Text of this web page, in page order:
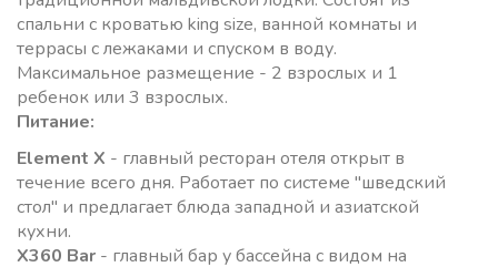
спальни с кроватью king size, ванной комнаты и
террасы с лежаками и спуском в воду.
Максимальное размещение - 2 взрослых и 1
ребенок или 3 взрослых.
Питание:
Element X - главный ресторан отеля открыт в
течение всего дня. Работает по системе "шведский
стол" и предлагает блюда западной и азиатской
кухни.
X360 Bar - главный бар у бассейна c видом на